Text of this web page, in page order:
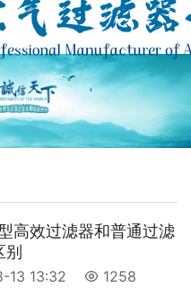
高效过滤器和普通过滤
别
13 13:32 1258